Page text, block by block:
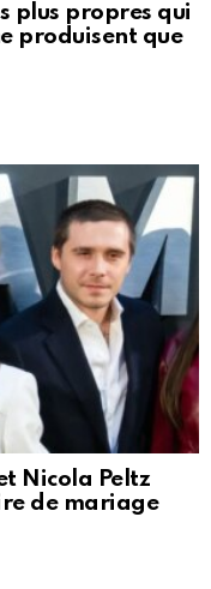
plus propres qui
produisent que
Nicola Peltz
de mariage